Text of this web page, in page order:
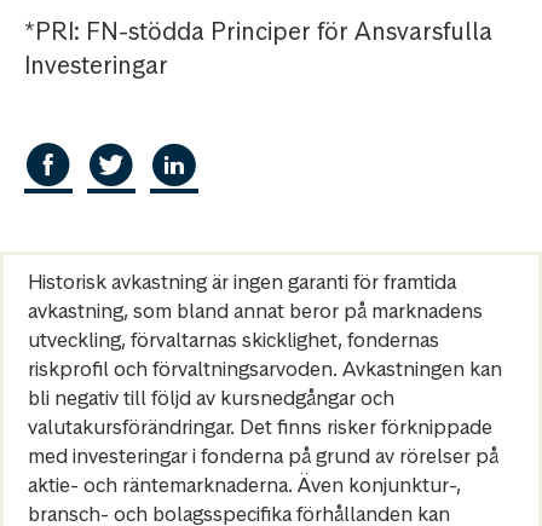
*PRI: FN-stödda Principer för Ansvarsfulla
Investeringar
Historisk avkastning är ingen garanti för framtida
avkastning, som bland annat beror på marknadens
utveckling, förvaltarnas skicklighet, fondernas
riskprofil och förvaltningsarvoden. Avkastningen kan
bli negativ till följd av kursnedgångar och
valutakursförändringar. Det finns risker förknippade
med investeringar i fonderna på grund av rörelser på
aktie- och räntemarknaderna. Även konjunktur-,
bransch- och bolagsspecifika förhållanden kan